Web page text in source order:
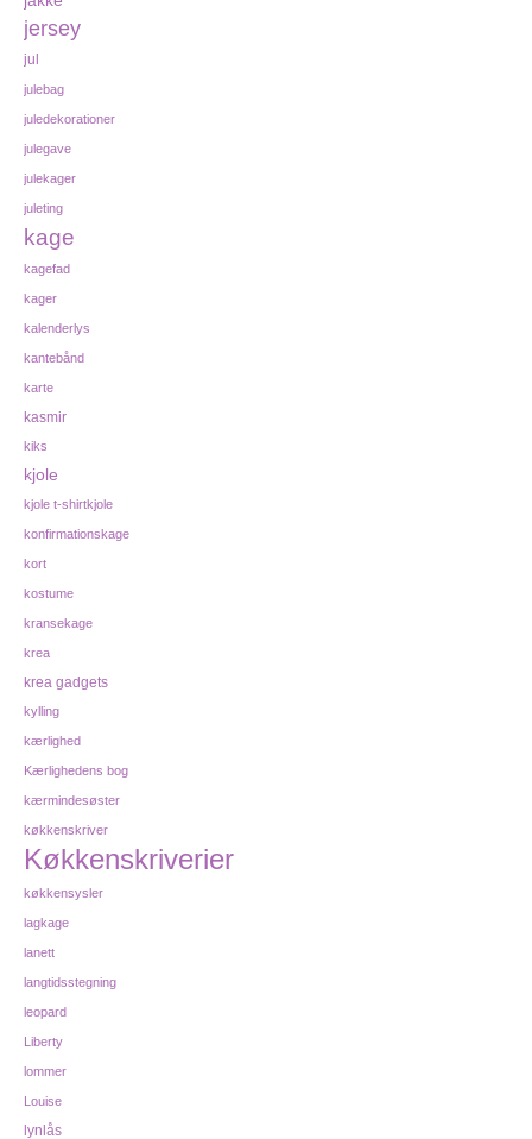
jersey
jul
julebag
juledekorationer
julegave
julekager
juleting
kage
kagefad
kager
kalenderlys
kantebånd
karte
kasmir
kiks
kjole
kjole t-shirtkjole
konfirmationskage
kort
kostume
kransekage
krea
krea gadgets
kylling
kærlighed
Kærlighedens bog
kærmindesøster
køkkenskriver
Køkkenskriverier
køkkensysler
lagkage
lanett
langtidsstegning
leopard
Liberty
lommer
Louise
lynlås